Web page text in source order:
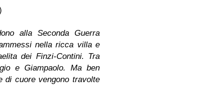
alla Seconda Guerra
nella ricca villa e
dei Finzi-Contini. Tra
e Giampaolo. Ma ben
di cuore vengono travolte